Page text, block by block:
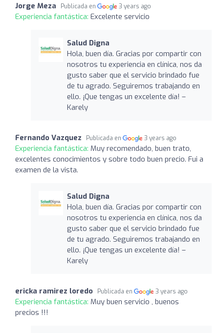
Jorge Meza Publicada en 3 years ago
Experiencia fantástica: Excelente servicio
Salud Digna
Hola, buen día. Gracias por compartir con
nosotros tu experiencia en clínica, nos da
gusto saber que el servicio brindado fue
de tu agrado. Seguiremos trabajando en
ello. ¡Que tengas un excelente día! –
Karely
Fernando Vazquez Publicada en 3 years ago
Experiencia fantástica: Muy recomendado, buen trato,
excelentes conocimientos y sobre todo buen precio. Fui a
examen de la vista.
Salud Digna
Hola, buen día. Gracias por compartir con
nosotros tu experiencia en clínica, nos da
gusto saber que el servicio brindado fue
de tu agrado. Seguiremos trabajando en
ello. ¡Que tengas un excelente día! –
Karely
ericka ramirez loredo Publicada en 3 years ago
Experiencia fantástica: Muy buen servicio , buenos
precios !!!